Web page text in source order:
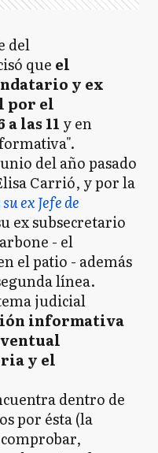
del
que el
y ex
por el
las 11 y en
del año pasado
Carrió, y por la
ex Jefe de
ex subsecretario
- el
el patio - además
línea.
judicial
informativa
y el
dentro de
por ésta (la